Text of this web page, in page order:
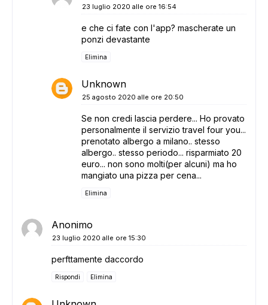
23 luglio 2020 alle ore 16:54
e che ci fate con l'app? mascherate un
ponzi devastante
Elimina
Unknown
25 agosto 2020 alle ore 20:50
Se non credi lascia perdere... Ho provato
personalmente il servizio travel four you...
prenotato albergo a milano.. stesso
albergo.. stesso periodo... risparmiato 20
euro... non sono molti(per alcuni) ma ho
mangiato una pizza per cena...
Elimina
Anonimo
23 luglio 2020 alle ore 15:30
perfttamente daccordo
Rispondi Elimina